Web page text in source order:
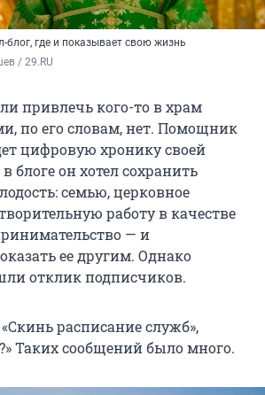
блог, где и показывает свою жизнь
/ 29.RU
привлечь кого-то в храм
по его словам, нет. Помощник
цифровую хронику своей
блоге он хотел сохранить
семью, церковное
работу в качестве
— и
ее другим. Однако
отклик подписчиков.
расписание служб»,
Таких сообщений было много.